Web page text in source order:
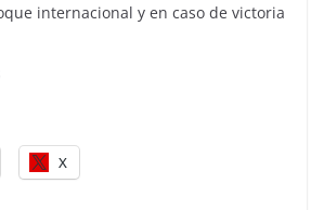
internacional y en caso de victoria
X